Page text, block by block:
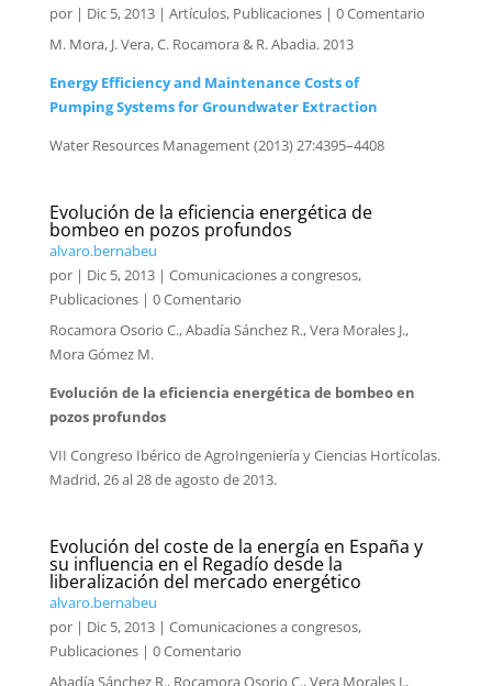
por | Dic 5, 2013| Artículos, Publicaciones| 0 Comentario
M. Mora, J. Vera, C. Rocamora & R. Abadia. 2013
Energy Efficiency and Maintenance Costs of
Pumping Systems for Groundwater Extraction
Water Resources Management (2013) 27:4395–4408
Evolución de la eficiencia energética de
bombeo en pozos profundos
alvaro.bernabeu
por | Dic 5, 2013| Comunicaciones a congresos,
Publicaciones| 0 Comentario
Rocamora Osorio C., Abadía Sánchez R., Vera Morales J.,
Mora Gómez M.
Evolución de la eficiencia energética de bombeo en
pozos profundos
VII Congreso Ibérico de AgroIngeniería y Ciencias Hortícolas.
Madrid, 26 al 28 de agosto de 2013.
Evolución del coste de la energía en España y
su influencia en el Regadío desde la
liberalización del mercado energético
alvaro.bernabeu
por | Dic 5, 2013| Comunicaciones a congresos,
Publicaciones| 0 Comentario
Abadía Sánchez R., Rocamora Osorio C., Vera Morales J.,